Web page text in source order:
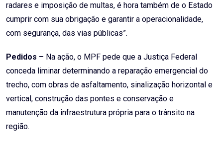
radares e imposição de multas, é hora também de o Estado
cumprir com sua obrigação e garantir a operacionalidade,
com segurança, das vias públicas”.
Pedidos – Na ação, o MPF pede que a Justiça Federal
conceda liminar determinando a reparação emergencial do
trecho, com obras de asfaltamento, sinalização horizontal e
vertical, construção das pontes e conservação e
manutenção da infraestrutura própria para o trânsito na
região.